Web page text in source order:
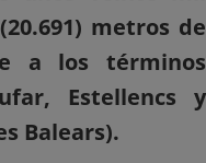
metros de
a los términos
Estellencs y
Balears).